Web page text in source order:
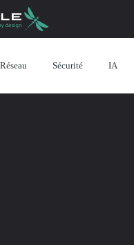
Réseau Sécurité IA